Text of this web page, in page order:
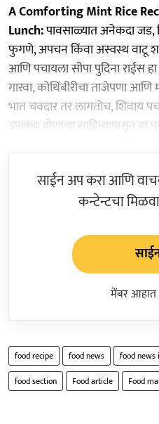
A Comforting Mint Rice
Lunch:पावसाळ्यात अनेकदा जड,
फुगणे, अपचन किंवा अस्वस्थ वाटू
आणि पचायला सोपा पुदिना राईस हा
गारवा, कोथिंबीरीचा ताजेपणा
भात चवदार तर लागतोच, शिवाय
उपलब्ध होणाऱ्या साहित्यापासून हा
साईन अप करा आणि
कन्टेन्टचा
मेंबर
food recipe food news food news
food section
Food article Food